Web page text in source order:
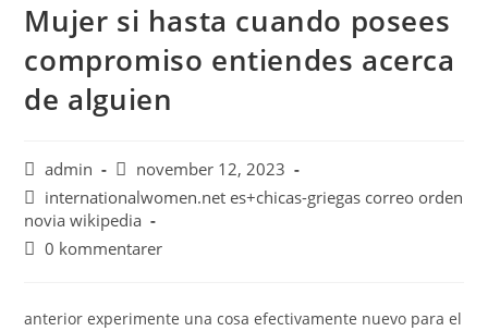
Mujer si hasta cuando posees
compromiso entiendes acerca
de alguien
admin
november 12, 2023
internationalwomen.net es+chicas-griegas correo orden
novia wikipedia
0 kommentarer
anterior experimente una cosa efectivamente nuevo para el